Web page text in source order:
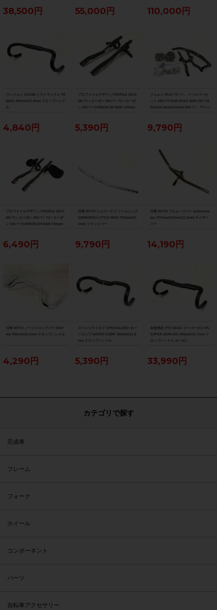
38,500円 55,000円
送）
110,000円
ヴィジョン VISION トライマックス TR
IMAX 400mm/31.8mm ドロップハンド
ル
4,840円
プロファイルデザイン PROFILE DESI
GN T2＋カーボン DHバー T2＋カーボ
ン DHバーCARBON DH BAR 340mm
5,390円
フェルト FELT TTバー、ベースバーセ
ット IAT4 TT BAR BASE BAR SET 39
0mm/31.8mm/310mm DHバー、TTハン
9,790円
プロファイルデザイン PROFILE DESI
GN T2＋カーボン DHバー T2＋カーボ
ン DHバーCARBON DH BAR 340mm
6,490円
日東 NITTO シムワークス リトルニック
SIMWORKS LITTLE NICK 700mm/25.
4mm フラットバー
9,790円
日東 NITTO ブルムースバー bullmoose
bar 570mm/100mm/22.2mm ライザー
バー
14,190円
日東 NITTO ノースドロップバー B307
AA 440mm/25.4mm ドロップハンドル
4,290円
スペシャライズド SPECIALIZED ホバ
ーコンプ HOVER COMP 380mm/31.8
mm ドロップハンドル
5,390円
未使用品 デダ DEDA スーパーゼロ RS
SUPER ZERO RS 400mm/31.7mm ド
ロップハンドル カーボン
33,990円
カテゴリで探す
完成車
フレーム
フォーク
ホイール
コンポーネント
パーツ
自転車アクセサリー